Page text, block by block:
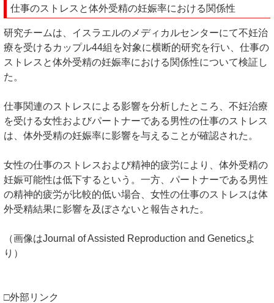
仕事のストレスと体外受精の妊娠率における関係性
研究チームは、イスラエルのメディカルセンターにて不妊治
療を受けるカップル44組を対象に横断的研究を行い、仕事の
ストレスと体外受精の妊娠率における関係性について検証し
た。
仕事関連のストレスによる影響を分析したところ、不妊治療
を受ける女性およびパートナーである男性の仕事のストレス
は、体外受精の妊娠率に影響を与えることが確認された。
女性の仕事のストレスおよび精神的疲労により、体外受精の
妊娠可能性は低下するという。一方、パートナーである男性
の精神的疲労が比較的低い場合、女性の仕事のストレスは体
外受精結果に影響を及ぼさないと報告された。
（画像はJournal of Assisted Reproduction and Geneticsよ
り）
□外部リンク